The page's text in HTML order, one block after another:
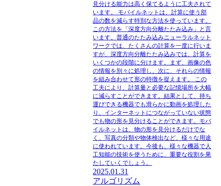
見分ける能力は高く保てるように工夫されて
います。 モバイルネットは、計算に使う部
品の数を減らす特別な方法を使っています。
この方法を「深度方向分離たたみ込み」と言
います。普通のたたみ込みニューラルネット
ワークでは、たくさんの計算を一度に行いま
すが、深度方向分離たたみ込みでは、計算を
いくつかの段階に分けます。まず、画像の色
の情報を別々に処理し、次に、それらの情報
を組み合わせて形の特徴を捉えます。 この
工夫により、計算量と必要な記憶場所を大幅
に減らすことができます。結果として、持ち
運びできる機器でも滑らかに動画を処理した
り、インターネットにつながっていない状態
でも物の形を見分けることができます。モバ
イルネットは、物の形を見分けるだけでな
く、写真の分類や物体検出など、様々な用途
に使われています。今後も、様々な機器で人
工知能の技術を使うために、重要な役割を果
たしていくでしょう。
2025.01.31
アルゴリズム